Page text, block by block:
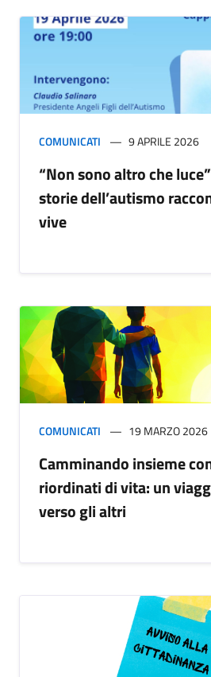
COMUNICATI 9 APRILE 2026
“Non sono altro che
storie dell’autismo
vive
COMUNICATI 19 MARZO 2026
Camminando insieme
riordinati di vita: un
verso gli altri